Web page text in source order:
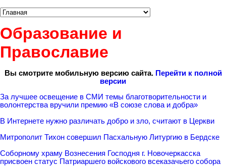
Образование и
Православие
Вы смотрите мобильную версию сайта. Перейти к полной
версии
За лучшее освещение в СМИ темы благотворительности и
волонтерства вручили премию «В союзе слова и добра»
В Интернете нужно различать добро и зло, считают в Церкви
Митрополит Тихон совершил Пасхальную Литургию в Бердске
Соборному храму Вознесения Господня г. Новочеркасска
присвоен статус Патриаршего войскового всеказачьего собора